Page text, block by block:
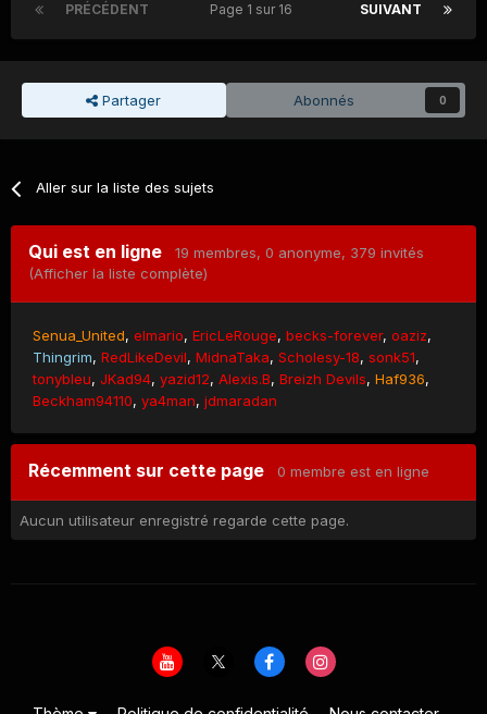
PRÉCÉDENT SUIVANT
Page 1 sur 16
Partager Abonnés 0
Aller sur la liste des sujets
Qui est en ligne 19 membres, 0 anonyme, 379 invités
(Afficher la liste complète)
Senua_United elmario EricLeRouge becks-forever oaziz
Thingrim RedLikeDevil MidnaTaka Scholesy-18 sonk51
tonybleu JKad94 yazid12 Alexis.B Breizh Devils Haf936
Beckham94110 ya4man jdmaradan
Récemment sur cette page 0 membre est en ligne
Aucun utilisateur enregistré regarde cette page.